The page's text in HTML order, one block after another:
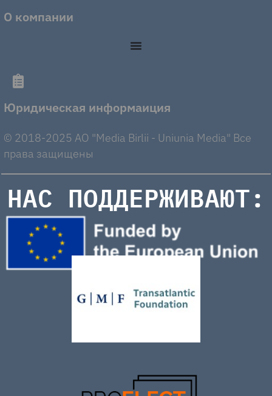
О компании
Юридическая информаиция
© 2018-2025 AO "Media Birlii - Uniunia Media" Все
права защищены
НАС ПОДДЕРЖИВАЮТ: